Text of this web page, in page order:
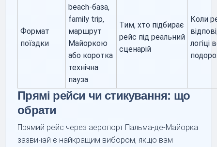
Формат
поїздки
beach-база,
family trip,
маршрут
Майоркою
або коротка
технічна
пауза
Тим, хто підбирає
рейс під реальний
сценарій
Коли
логіці
Прямі рейси чи стикування: що
обрати
Прямий рейс через аеропорт Пальма-де-Майорка
зазвичай є найкращим вибором, якщо вам